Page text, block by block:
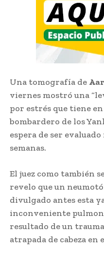
Una tomografía de
viernes mostró una
por estrés que tiene
bombardero de los
espera de ser
semanas.
El juez como también
revelo que un
divulgado antes esta
inconveniente
resultado de un
atrapada de cabeza en